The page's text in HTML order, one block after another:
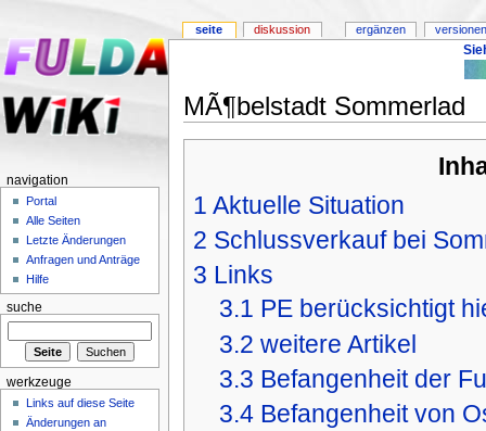
MÃ¶belstadt Sommerlad
1 Aktuelle Situation
2 Schlussverkauf bei
3 Links
3.1 PE berücksichtigt
3.2 weitere Artikel
3.3 Befangenheit der
3.4 Befangenheit von
seite diskussion ergänzen
navigation
Portal
Alle Seiten
Letzte Änderungen
Anfragen und Anträge
Hilfe
suche
werkzeuge
Links auf diese Seite
Änderungen an